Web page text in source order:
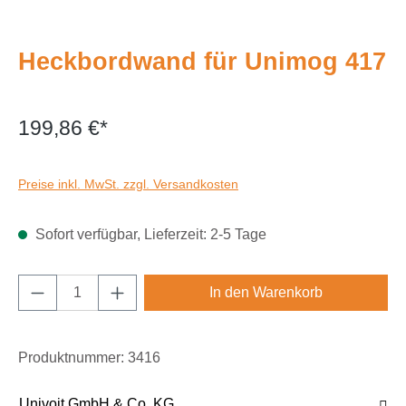
Heckbordwand für Unimog 417
199,86 €*
Preise inkl. MwSt. zzgl. Versandkosten
Sofort verfügbar, Lieferzeit: 2-5 Tage
Produkt Anzahl: Gib den gewünschten
In den Warenkorb
Produktnummer: 3416